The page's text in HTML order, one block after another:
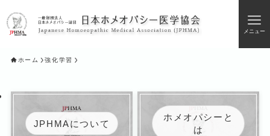
メニュー
ホーム 強化学習
JPHMAについて
ホメオパシーと
は